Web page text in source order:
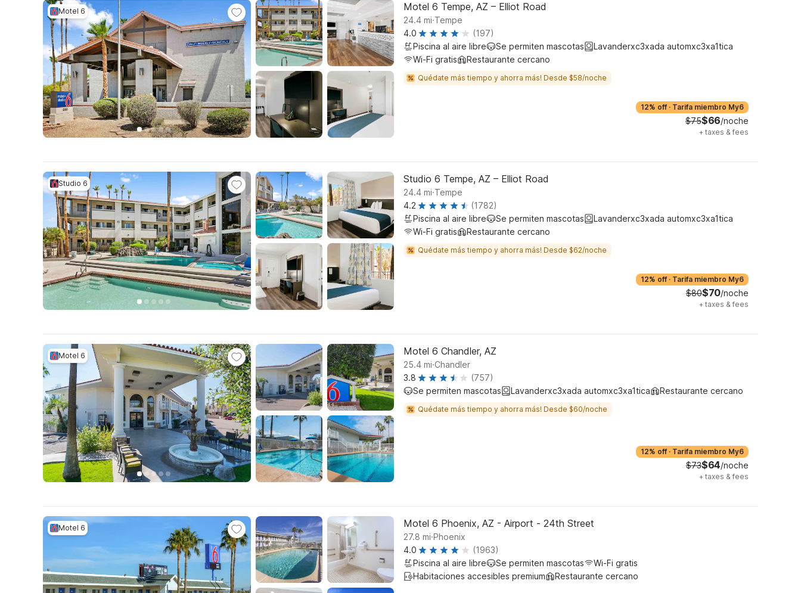
Motel 6 Motel 6 Tempe, AZ – Elliot Road
24.4 mi.Tempe
4.0
(197)
Piscina al aire libre
Se permiten mascotas
Lavanderxc3xada automxc3xa1tica
Wi-Fi gratis
Restaurante cercano
Quédate más tiempo y ahorra más! Desde $58/noche
12% off · Tarifa miembro My6
$75$66/noche
+ taxes & fees
Studio 6 Studio 6 Tempe, AZ – Elliot Road
24.4 mi.Tempe
4.2
(1782)
Piscina al aire libre
Se permiten mascotas
Lavanderxc3xada automxc3xa1tica
Wi-Fi gratis
Restaurante cercano
Quédate más tiempo y ahorra más! Desde $62/noche
12% off · Tarifa miembro My6
$80$70/noche
+ taxes & fees
Motel 6 Motel 6 Chandler, AZ
25.4 mi.Chandler
3.8
(757)
Se permiten mascotas
Lavanderxc3xada automxc3xa1tica Restaurante cercano
Quédate más tiempo y ahorra más! Desde $60/noche
12% off · Tarifa miembro My6
$73$64/noche
+ taxes & fees
Motel 6 Motel 6 Phoenix, AZ - Airport - 24th Street
27.8 mi.Phoenix
4.0
(1963)
Piscina al aire libre
Se permiten mascotas
Wi-Fi gratis
Habitaciones accesibles premium
Restaurante cercano